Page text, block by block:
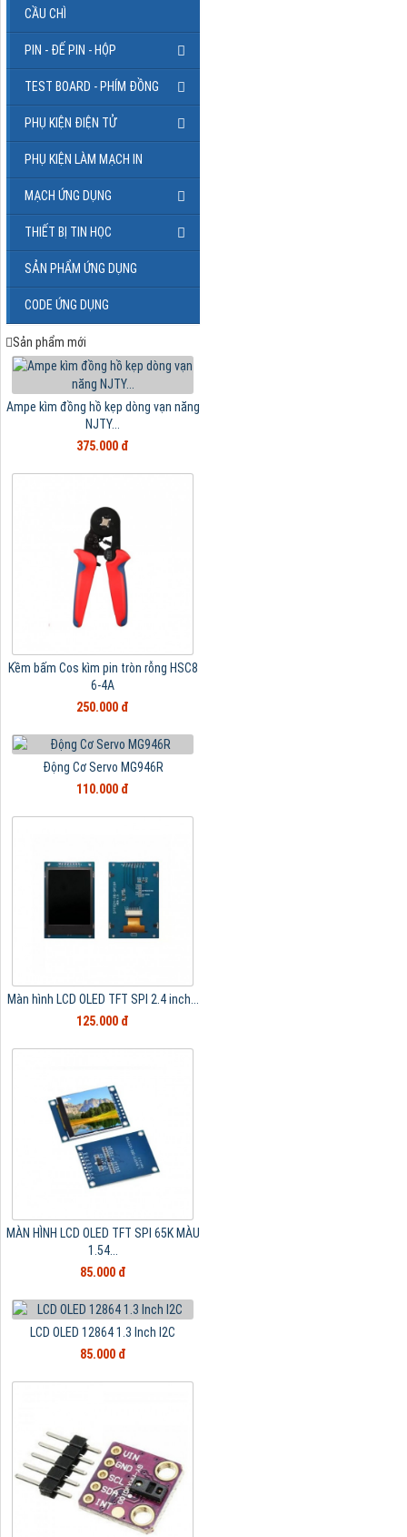
CẦU CHÌ
PIN - ĐẾ PIN - HỘP
TEST BOARD - PHÍM ĐỒNG
PHỤ KIỆN ĐIỆN TỬ
PHỤ KIỆN LÀM MẠCH IN
MẠCH ỨNG DỤNG
THIẾT BỊ TIN HỌC
SẢN PHẨM ỨNG DỤNG
CODE ỨNG DỤNG
Sản phẩm mới
Ampe kìm đồng hồ kẹp dòng vạn năng
NJTY...
375.000 đ
Kềm bấm Cos kìm pin tròn rỗng HSC8
6-4A
250.000 đ
Động Cơ Servo MG946R
110.000 đ
Màn hình LCD OLED TFT SPI 2.4 inch...
125.000 đ
MÀN HÌNH LCD OLED TFT SPI 65K MÀU
1.54...
85.000 đ
LCD OLED 12864 1.3 Inch I2C
85.000 đ